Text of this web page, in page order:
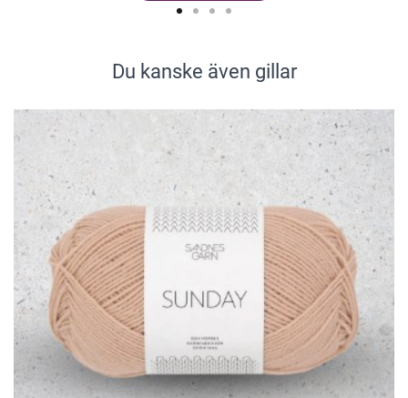
Du kanske även gillar